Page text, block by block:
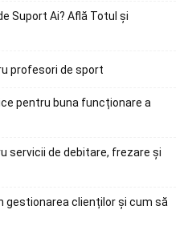
Suport Ai? Află Totul și
profesori de sport
pentru buna funcționare a
servicii de debitare, frezare și
gestionarea clienților și cum să